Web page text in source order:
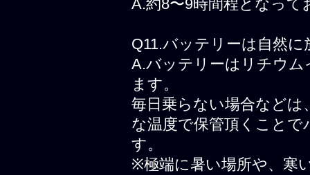
A.約8〜9時間程となって
Q11.バッテリーは自然
A.バッテリーはリチウ
ます。
毎日乗らない場合などは
な温度で保管頂くこと
す。
※極端に暑い場所や、寒